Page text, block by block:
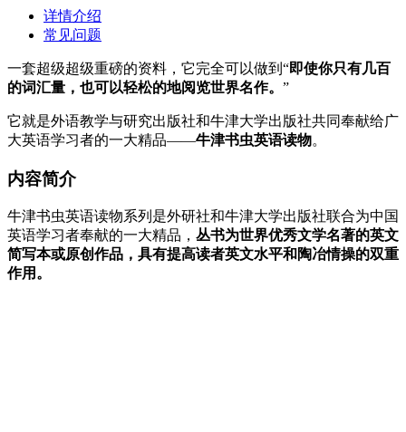
详情介绍
常见问题
一套超级超级重磅的资料，它完全可以做到“即使你只有几百
的词汇量，也可以轻松的地阅览世界名作。 ”
它就是外语教学与研究出版社和牛津大学出版社共同奉献给广
大英语学习者的一大精品——牛津书虫英语读物。
内容简介
牛津书虫英语读物系列是外研社和牛津大学出版社联合为中国
英语学习者奉献的一大精品， 丛书为世界优秀文学名著的英文
简写本或原创作品，具有提高读者英文水平和陶冶情操的双重
作用。